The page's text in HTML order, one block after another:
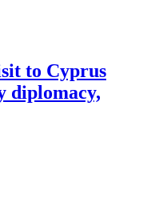
to Cyprus
diplomacy,